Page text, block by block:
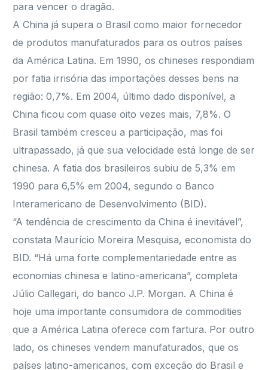
para vencer o dragão.
A China já supera o Brasil como maior fornecedor
de produtos manufaturados para os outros países
da América Latina. Em 1990, os chineses respondiam
por fatia irrisória das importações desses bens na
região: 0,7%. Em 2004, último dado disponível, a
China ficou com quase oito vezes mais, 7,8%. O
Brasil também cresceu a participação, mas foi
ultrapassado, já que sua velocidade está longe de ser
chinesa. A fatia dos brasileiros subiu de 5,3% em
1990 para 6,5% em 2004, segundo o Banco
Interamericano de Desenvolvimento (BID).
“A tendência de crescimento da China é inevitável”,
constata Maurício Moreira Mesquisa, economista do
BID. “Há uma forte complementariedade entre as
economias chinesa e latino-americana”, completa
Júlio Callegari, do banco J.P. Morgan. A China é
hoje uma importante consumidora de commodities
que a América Latina oferece com fartura. Por outro
lado, os chineses vendem manufaturados, que os
países latino-americanos, com exceção do Brasil e